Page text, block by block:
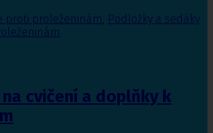
proti proleženinám, Podložky a sedáky
na cvičení a doplňky k